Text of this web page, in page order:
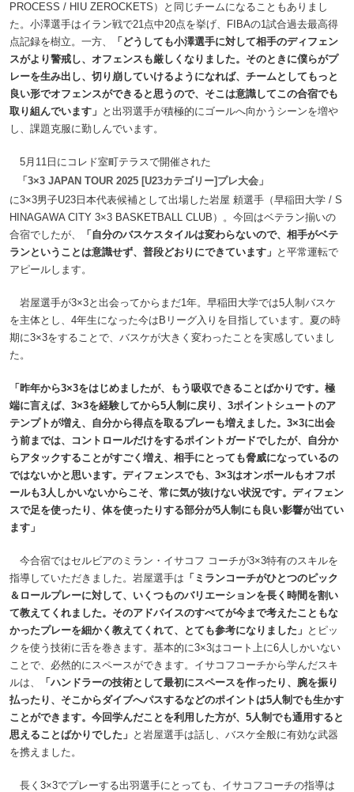
PROCESS / HIU ZEROCKETS）と同じチームになることもありまし
た。小澤選手はイラン戦で21点中20点を挙げ、FIBAの1試合過去最高得
点記録を樹立。一方、
「どうしても小澤選手に対して相手のディフェン
スがより警戒し、オフェンスも厳しくなりました。そのときに僕らがプ
レーを生み出し、切り崩していけるようになれば、チームとしてもっと
良い形でオフェンスができると思うので、そこは意識してこの合宿でも
取り組んでいます」 と出羽選手が積極的にゴールへ向かうシーンを増や
し、課題克服に勤しんでいます。
5月11日にコレド室町テラスで開催された
「3×3 JAPAN TOUR 2025 [U23カテゴリー]プレ大会」
に3×3男子U23日本代表候補として出場した岩屋 頼選手（早稲田大学 / S
HINAGAWA CITY 3×3 BASKETBALL CLUB）。今回はベテラン揃いの
合宿でしたが、
「自分のバスケスタイルは変わらないので、相手がベテ
ランということは意識せず、普段どおりにできています」 と平常運転で
アピールします。
岩屋選手が3×3と出会ってからまだ1年。早稲田大学では5人制バスケ
を主体とし、4年生になった今はBリーグ入りを目指しています。夏の時
期に3×3をすることで、バスケが大きく変わったことを実感していまし
た。
「昨年から3×3をはじめましたが、もう吸収できることばかりです。極
端に言えば、3×3を経験してから5人制に戻り、3ポイントシュートのア
テンプトが増え、自分から得点を取るプレーも増えました。3×3に出会
う前までは、コントロールだけをするポイントガードでしたが、自分か
らアタックすることがすごく増え、相手にとっても脅威になっているの
ではないかと思います。ディフェンスでも、3×3はオンボールもオフボ
ールも3人しかいないからこそ、常に気が抜けない状況です。ディフェン
スで足を使ったり、体を使ったりする部分が5人制にも良い影響が出てい
ます」
今合宿ではセルビアのミラン・イサコフ コーチが3×3特有のスキルを
指導していただきました。岩屋選手は 「ミランコーチがひとつのピック
＆ロールプレーに対して、いくつものバリエーションを長く時間を割い
て教えてくれました。そのアドバイスのすべてが今まで考えたこともな
かったプレーを細かく教えてくれて、とても参考になりました」 とピッ
クを使う技術に舌を巻きます。基本的に3×3はコート上に6人しかいない
ことで、必然的にスペースができます。イサコフコーチから学んだスキ
ルは、
「ハンドラーの技術として最初にスペースを作ったり、腕を振り
払ったり、そこからダイブへパスするなどのポイントは5人制でも生かす
ことができます。今回学んだことを利用した方が、5人制でも通用すると
思えることばかりでした」 と岩屋選手は話し、バスケ全般に有効な武器
を携えました。
長く3×3でプレーする出羽選手にとっても、イサコフコーチの指導は